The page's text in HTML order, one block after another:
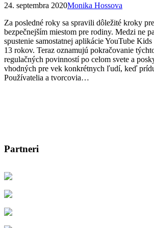
24. septembra 2020Monika Hossova
Za posledné roky sa spravili dôležité kroky
bezpečnejším miestom pre rodiny. Medzi ne
spustenie samostatnej aplikácie YouTube
13 rokov. Teraz oznamujú pokračovanie
regulačných povinností po celom svete a
vhodných pre vek konkrétnych ľudí, keď
Používatelia a tvorcovia…
Partneri